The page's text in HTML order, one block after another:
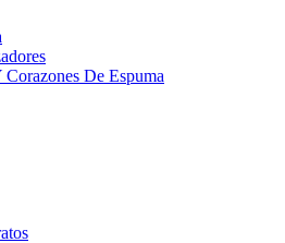
Corazones De Espuma